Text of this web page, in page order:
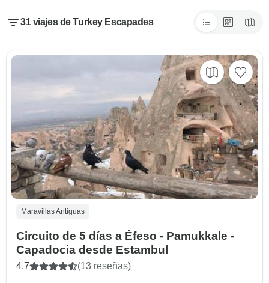
31 viajes de Turkey Escapades
Maravillas Antiguas
Circuito de 5 días a Éfeso - Pamukkale -
Capadocia desde Estambul
4.7 (13 reseñas)